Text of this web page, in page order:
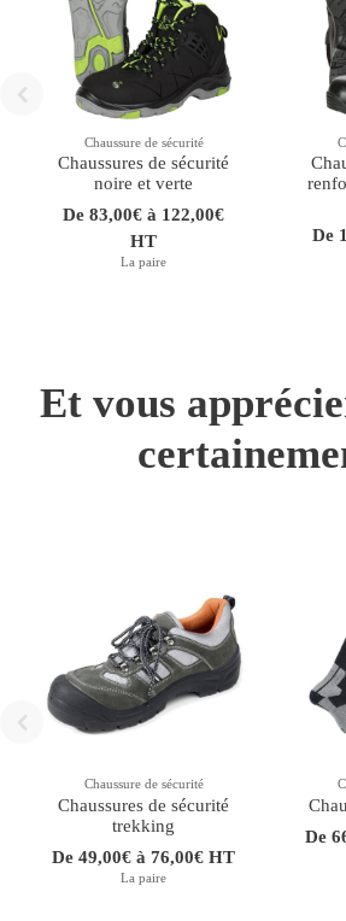
Chaussure de sécurité
Chaussures de sécurité
noire et verte
De 83,00€ à 122,00€
HT
La paire
De
Et vous
Chaussure de sécurité
Chaussures de sécurité
trekking
De 49,00€ à 76,00€ HT
La paire
De